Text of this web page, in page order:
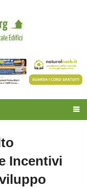
Incentivi
Privacy
della